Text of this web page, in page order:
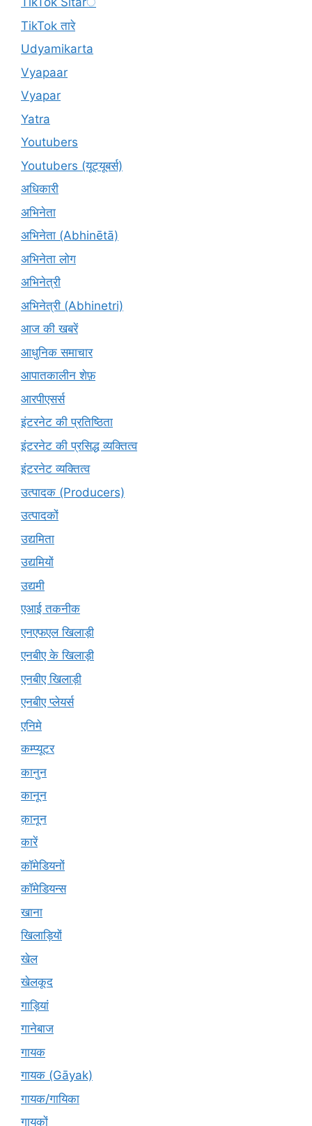
TikTok तारे
Udyamikarta
Vyapaar
Vyapar
Yatra
Youtubers
Youtubers (यूट्यूबर्स)
अधिकारी
अभिनेता
अभिनेता (Abhinētā)
अभिनेता लोग
अभिनेत्री
अभिनेत्री (Abhinetri)
आज की खबरें
आधुनिक समाचार
आपातकालीन शेफ़
आरपीएसर्स
इंटरनेट की प्रतिष्ठिता
इंटरनेट की प्रसिद्ध व्यक्तित्व
इंटरनेट व्यक्तित्व
उत्पादक (Producers)
उत्पादकों
उद्यमिता
उद्यमियों
उद्यमी
एआई तकनीक
एनएफएल खिलाड़ी
एनबीए के खिलाड़ी
एनबीए खिलाड़ी
एनबीए प्लेयर्स
एनिमे
कम्प्यूटर
कानुन
कानून
क़ानून
कारें
कॉमेडियनों
कॉमेडियन्स
खाना
खिलाड़ियों
खेल
खेलकूद
गाड़ियां
गानेबाज
गायक
गायक (Gāyak)
गायक/गायिका
गायकों